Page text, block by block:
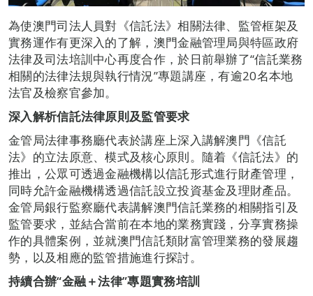
為使澳門司法人員對《信託法》相關法律、監管框架及
實務運作有更深入的了解，澳門金融管理局與特區政府
法律及司法培訓中心再度合作，於日前舉辦了“信託業務
相關的法律法規與執行情況”專題講座，有逾20名本地
法官及檢察官參加。
深入解析信託法律原則及監管要求
金管局法律事務廳代表於講座上深入講解澳門《信託
法》的立法原意、模式及核心原則。隨着《信託法》的
推出，公眾可透過金融機構以信託形式進行財產管理，
同時允許金融機構透過信託設立投資基金及理財產品。
金管局銀行監察廳代表講解澳門信託業務的相關指引及
監管要求，並結合當前在本地的業務實踐，分享實務操
作的具體案例，並就澳門信託類財富管理業務的發展趨
勢，以及相應的監管措施進行探討。
持續合辦“金融＋法律”專題實務培訓